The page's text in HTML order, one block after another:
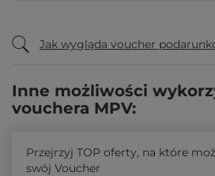
Jak wygląda voucher
Inne możliwości
vouchera MPV:
Przejrzyj TOP oferty, na które
swój Voucher